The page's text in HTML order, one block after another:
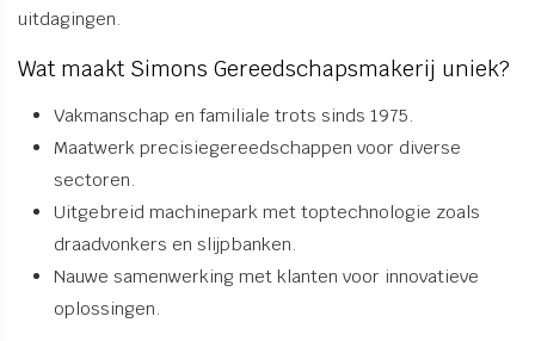
uitdagingen.
Wat maakt Simons Gereedschapsmakerij uniek?
Vakmanschap en familiale trots sinds 1975.
Maatwerk precisiegereedschappen voor diverse
sectoren.
Uitgebreid machinepark met toptechnologie zoals
draadvonkers en slijpbanken.
Nauwe samenwerking met klanten voor innovatieve
oplossingen.